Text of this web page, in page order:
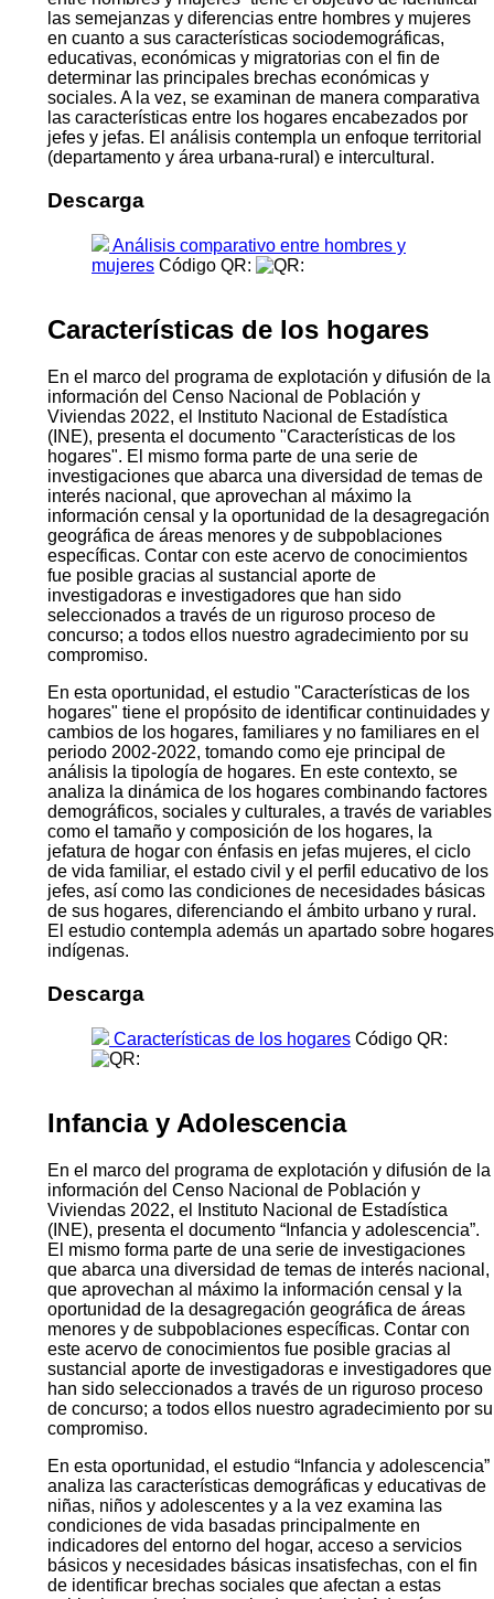
las semejanzas y diferencias entre hombres y mujeres
en cuanto a sus características sociodemográficas,
educativas, económicas y migratorias con el fin de
determinar las principales brechas económicas y
sociales. A la vez, se examinan de manera comparativa
las características entre los hogares encabezados por
jefes y jefas. El análisis contempla un enfoque territorial
(departamento y área urbana-rural) e intercultural.
Descarga
Análisis comparativo entre hombres y
mujeres Código QR:
Características de los hogares
En el marco del programa de explotación y difusión de la
información del Censo Nacional de Población y
Viviendas 2022, el Instituto Nacional de Estadística
(INE), presenta el documento "Características de los
hogares". El mismo forma parte de una serie de
investigaciones que abarca una diversidad de temas de
interés nacional, que aprovechan al máximo la
información censal y la oportunidad de la desagregación
geográfica de áreas menores y de subpoblaciones
específicas. Contar con este acervo de conocimientos
fue posible gracias al sustancial aporte de
investigadoras e investigadores que han sido
seleccionados a través de un riguroso proceso de
concurso; a todos ellos nuestro agradecimiento por su
compromiso.
En esta oportunidad, el estudio "Características de los
hogares" tiene el propósito de identificar continuidades y
cambios de los hogares, familiares y no familiares en el
periodo 2002-2022, tomando como eje principal de
análisis la tipología de hogares. En este contexto, se
analiza la dinámica de los hogares combinando factores
demográficos, sociales y culturales, a través de variables
como el tamaño y composición de los hogares, la
jefatura de hogar con énfasis en jefas mujeres, el ciclo
de vida familiar, el estado civil y el perfil educativo de los
jefes, así como las condiciones de necesidades básicas
de sus hogares, diferenciando el ámbito urbano y rural.
El estudio contempla además un apartado sobre hogares
indígenas.
Descarga
Características de los hogares Código QR:
Infancia y Adolescencia
En el marco del programa de explotación y difusión de la
información del Censo Nacional de Población y
Viviendas 2022, el Instituto Nacional de Estadística
(INE), presenta el documento “Infancia y adolescencia”.
El mismo forma parte de una serie de investigaciones
que abarca una diversidad de temas de interés nacional,
que aprovechan al máximo la información censal y la
oportunidad de la desagregación geográfica de áreas
menores y de subpoblaciones específicas. Contar con
este acervo de conocimientos fue posible gracias al
sustancial aporte de investigadoras e investigadores que
han sido seleccionados a través de un riguroso proceso
de concurso; a todos ellos nuestro agradecimiento por su
compromiso.
En esta oportunidad, el estudio “Infancia y adolescencia”
analiza las características demográficas y educativas de
niñas, niños y adolescentes y a la vez examina las
condiciones de vida basadas principalmente en
indicadores del entorno del hogar, acceso a servicios
básicos y necesidades básicas insatisfechas, con el fin
de identificar brechas sociales que afectan a estas